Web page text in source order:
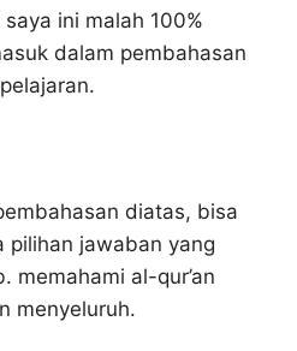
ini malah 100%
dalam pembahasan
diatas, bisa
pilihan jawaban yang
memahami al-qur’an
menyeluruh.